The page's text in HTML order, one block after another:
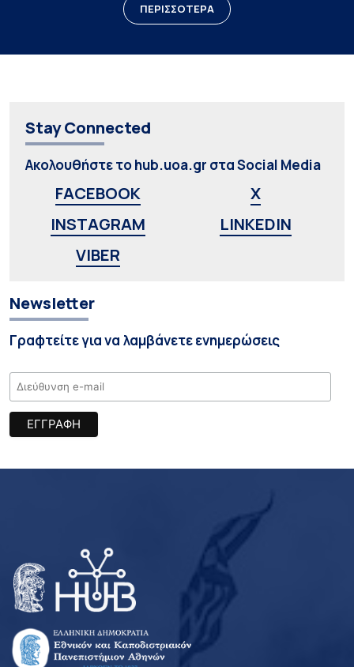
ΠΕΡΙΣΣΟΤΕΡΑ
Stay Connected
Ακολουθήστε το hub.uoa.gr στα Social Media
FACEBOOK
X
INSTAGRAM
LINKEDIN
VIBER
Newsletter
Γραφτείτε για να λαμβάνετε ενημερώσεις